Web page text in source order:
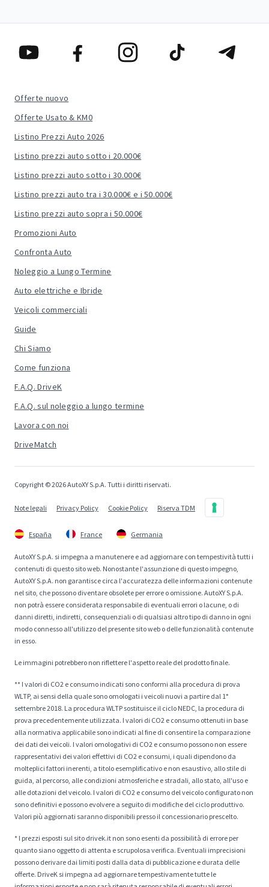
Offerte nuovo
Offerte Usato & KM0
Listino Prezzi Auto 2026
Listino prezzi auto sotto i 20.000€
Listino prezzi auto sotto i 30.000€
Listino prezzi auto tra i 30.000€ e i 50.000€
Listino prezzi auto sopra i 50.000€
Promozioni Auto
Confronta Auto
Noleggio a Lungo Termine
Auto elettriche e Ibride
Veicoli commerciali
Guide
Chi Siamo
Come funziona
F.A.Q. DriveK
F.A.Q. sul noleggio a lungo termine
Lavora con noi
DriveMatch
Copyright © 2026 AutoXY S.p.A. Tutti i diritti riservati.
Note legali Privacy Policy Cookie Policy Riserva TDM
España France Germania
AutoXY S.p.A. si impegna a manutenere e ad aggiornare con tempestività tutti i
contenuti di questo sito web. Nonostante l'assunzione di questo impegno,
AutoXY S.p.A. non garantisce circa l'accuratezza delle informazioni contenute
nel sito, che possono diventare obsolete per errore o omissione. AutoXY S.p.A.
non potrà essere considerata responsabile di eventuali errori o lacune, o di
danni diretti, indiretti, consequenziali o di qualsiasi altro tipo di danno in ogni
modo connesso all'utilizzo del presente sito web o delle funzionalità contenute
in esso.
Le immagini potrebbero non riflettere l'aspetto reale del prodotto finale.
** I valori di CO2 e consumo indicati sono conformi alla procedura di prova
WLTP, ai sensi della quale sono omologati i veicoli nuovi a partire dal 1°
settembre 2018. La procedura WLTP sostituisce il ciclo NEDC, la procedura di
prova precedentemente utilizzata. I valori di CO2 e consumo ottenuti in base
alla normativa applicabile sono indicati al fine di consentire la comparazione
dei dati dei veicoli. I valori omologativi di CO2 e consumo possono non essere
rappresentativi dei valori effettivi di CO2 e consumi, i quali dipendono da
molteplici fattori inerenti, a titolo esemplificativo e non esaustivo, allo stile di
guida, al percorso, alle condizioni atmosferiche e stradali, allo stato, all'uso e
alle dotazioni del veicolo. I valori di CO2 e consumo del veicolo configurato non
sono definitivi e possono evolvere a seguito di modifiche del ciclo produttivo.
Valori più aggiornati saranno disponibili presso il concessionario prescelto.
* I prezzi esposti sul sito drivek.it non sono esenti da possibilità di errore per
quanto siano oggetto di attenta e scrupolosa verifica. Eventuali imprecisioni
possono derivare dai limiti posti dalla data di pubblicazione e durata delle
offerte. DriveK si impegna ad aggiornare tempestivamente tutte le